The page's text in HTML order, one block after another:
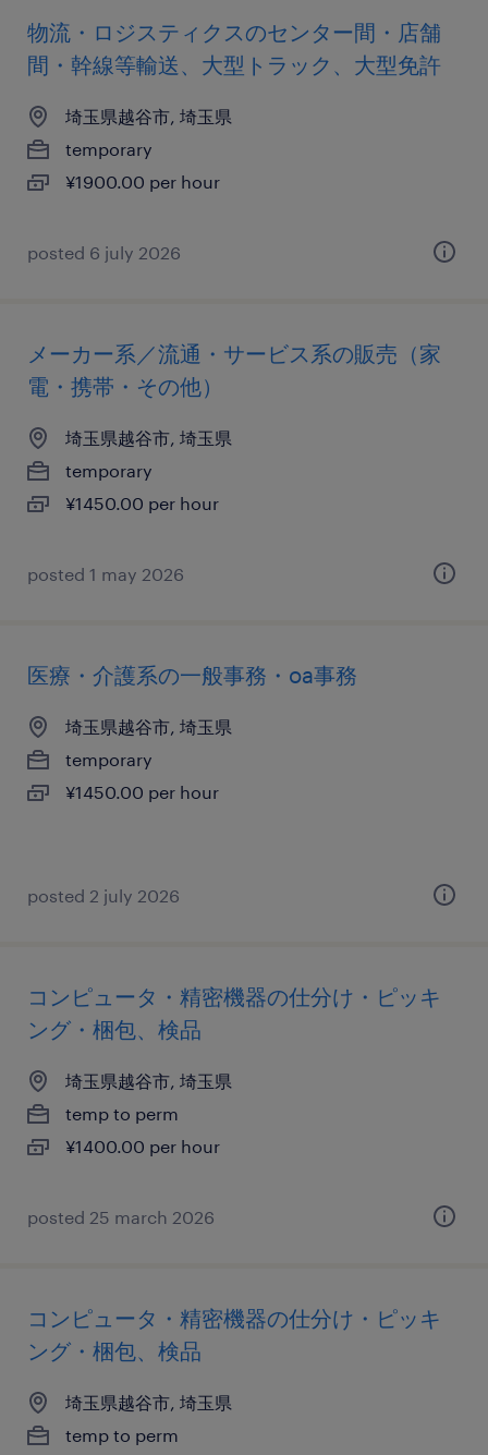
物流・ロジスティクスのセンター間・店舗
間・幹線等輸送、大型トラック、大型免許
埼玉県越谷市, 埼玉県
temporary
¥1900.00 per hour
posted 6 july 2026
メーカー系／流通・サービス系の販売（家
電・携帯・その他）
埼玉県越谷市, 埼玉県
temporary
¥1450.00 per hour
posted 1 may 2026
医療・介護系の一般事務・oa事務
埼玉県越谷市, 埼玉県
temporary
¥1450.00 per hour
posted 2 july 2026
コンピュータ・精密機器の仕分け・ピッキ
ング・梱包、検品
埼玉県越谷市, 埼玉県
temp to perm
¥1400.00 per hour
posted 25 march 2026
コンピュータ・精密機器の仕分け・ピッキ
ング・梱包、検品
埼玉県越谷市, 埼玉県
temp to perm